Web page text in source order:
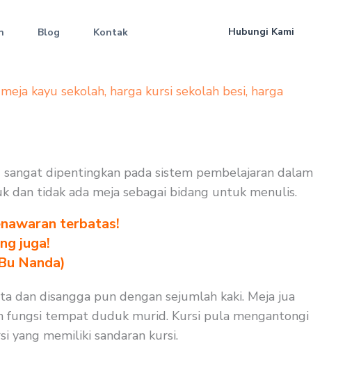
Blog Kontak Hubungi Kami
kayu sekolah, harga kursi sekolah besi, harga
dipentingkan pada sistem pembelajaran dalam
dan tidak ada meja sebagai bidang untuk menulis.
terbatas!
juga!
Nanda)
dan disangga pun dengan sejumlah kaki. Meja jua
fungsi tempat duduk murid. Kursi pula mengantongi
yang memiliki sandaran kursi.